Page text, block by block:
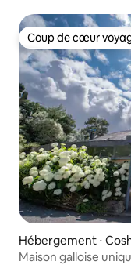
Coup de cœur
Coup de cœur
Hébergement ⋅
Maison galloise